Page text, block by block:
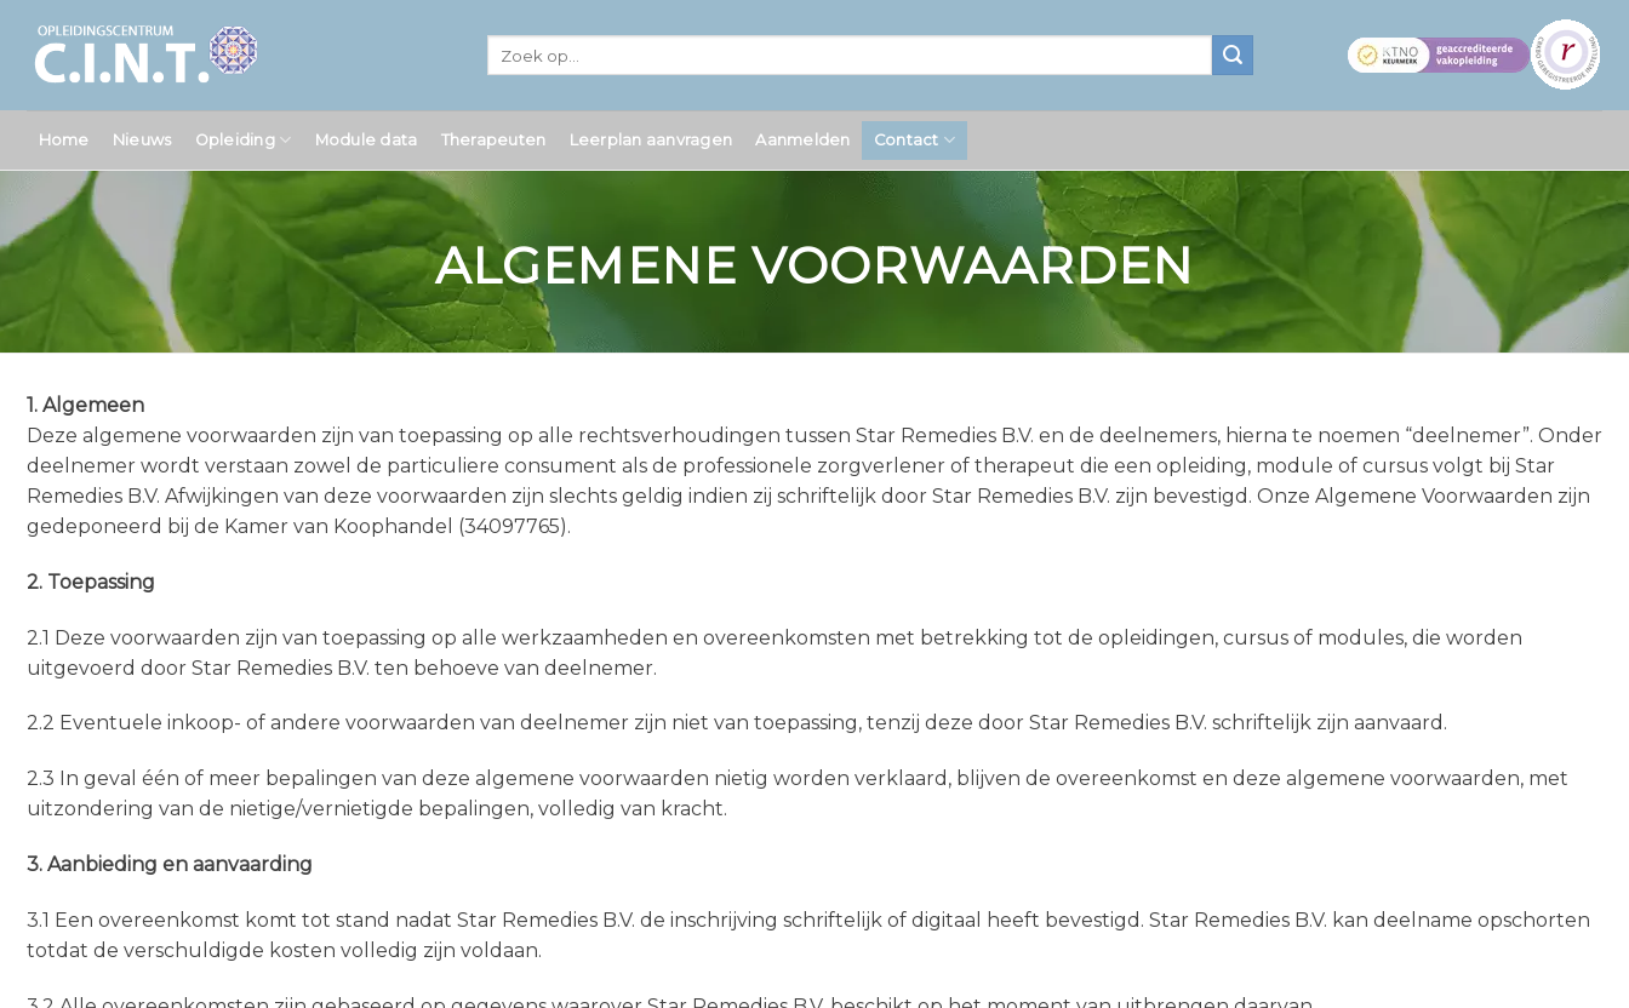
naar
inhoud
Home Nieuws Opleiding Module data Therapeuten Leerplan aanvragen Aanmelden Contact
ALGEMENE VOORWAARDEN
1. Algemeen
Deze algemene voorwaarden zijn van toepassing op alle rechtsverhoudingen tussen Star Remedies B.V. en de deelnemers, hierna te noemen “deelnemer”. Onder
deelnemer wordt verstaan zowel de particuliere consument als de professionele zorgverlener of therapeut die een opleiding, module of cursus volgt bij Star
Remedies B.V. Afwijkingen van deze voorwaarden zijn slechts geldig indien zij schriftelijk door Star Remedies B.V. zijn bevestigd. Onze Algemene Voorwaarden zijn
gedeponeerd bij de Kamer van Koophandel (34097765).
2. Toepassing
2.1 Deze voorwaarden zijn van toepassing op alle werkzaamheden en overeenkomsten met betrekking tot de opleidingen, cursus of modules, die worden
uitgevoerd door Star Remedies B.V. ten behoeve van deelnemer.
2.2 Eventuele inkoop- of andere voorwaarden van deelnemer zijn niet van toepassing, tenzij deze door Star Remedies B.V. schriftelijk zijn aanvaard.
2.3 In geval één of meer bepalingen van deze algemene voorwaarden nietig worden verklaard, blijven de overeenkomst en deze algemene voorwaarden, met
uitzondering van de nietige/vernietigde bepalingen, volledig van kracht.
3. Aanbieding en aanvaarding
3.1 Een overeenkomst komt tot stand nadat Star Remedies B.V. de inschrijving schriftelijk of digitaal heeft bevestigd. Star Remedies B.V. kan deelname opschorten
totdat de verschuldigde kosten volledig zijn voldaan.